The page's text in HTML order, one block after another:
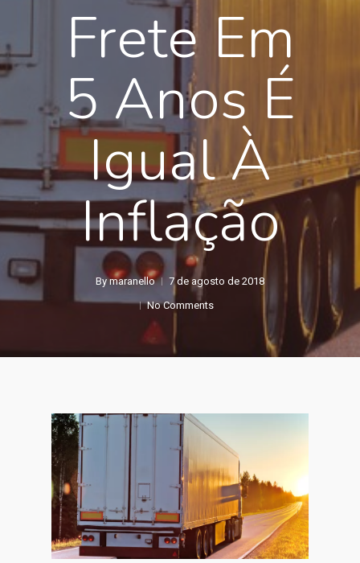
Frete Em
5 Anos É
Igual À
Inflação
By maranello
7 de agosto de 2018
No Comments